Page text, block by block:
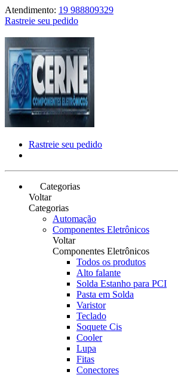
Atendimento: 19 988809329
Rastreie seu pedido
Rastreie seu pedido
Categorias
Voltar
Categorias
Automação
Componentes Eletrônicos
Voltar
Componentes Eletrônicos
Todos os produtos
Alto falante
Solda Estanho para PCI
Pasta em Solda
Varistor
Teclado
Soquete Cis
Cooler
Lupa
Fitas
Conectores